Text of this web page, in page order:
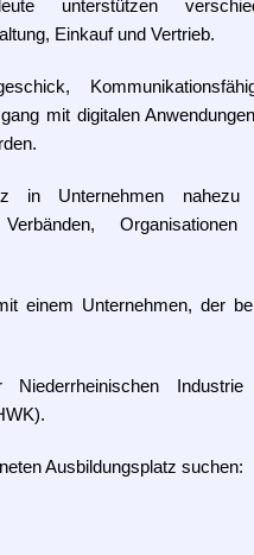
unterstützen
Einkauf und Vertrieb.
mit digitalen
in Unternehmen nahezu
Organisationen
einem Unternehmen, der
Industrie
Ausbildungsplatz suchen: